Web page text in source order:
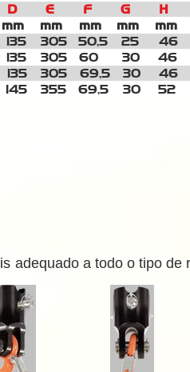
G H
mm mm mm mm
135 305 50,5 25
135 305 60 30
135 305 69,5 30
145 355 69,5 30
adequado a todo o tipo de